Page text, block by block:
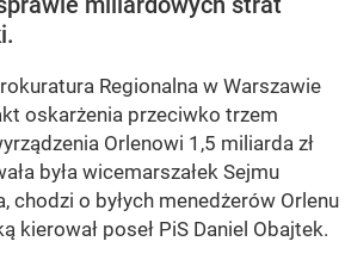
Regionalna w Warszawie
oskarżenia przeciwko trzem
Orlenowi 1,5 miliarda zł
była wicemarszałek Sejmu
chodzi o byłych menedżerów Orlenu
kierował poseł PiS Daniel Obajtek.